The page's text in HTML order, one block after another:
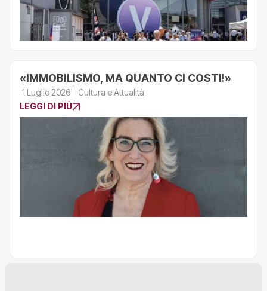
«IMMOBILISMO, MA QUANTO CI COSTI!»
1 Luglio 2026
Cultura e Attualità
LEGGI DI PIÙ